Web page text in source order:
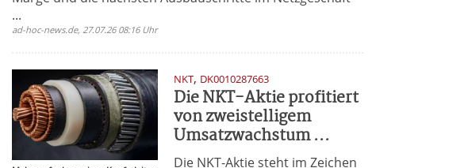
...
ad-hoc-news.de, 27.07.26 08:16 Uhr
NKT, DK0010287663
Die NKT-Aktie profitiert
von zweistelligem
Umsatzwachstum ...
Die NKT-Aktie steht im Zeichen